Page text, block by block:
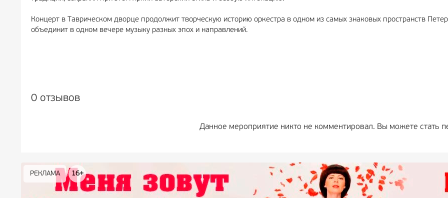
Концерт в Таврическом дворце продолжит творческую историю оркестра в одном из самых знаковых пространств
объединит в одном вечере музыку разных эпох и направлений.
0 отзывов
Данное мероприятие никто не комментировал. Вы можете стать
РЕКЛАМА 16+
РЕКЛАМА 16+
РЕКЛАМА 12+
РЕКЛАМА
РЕКЛАМА 0+
РЕКЛАМА 18+